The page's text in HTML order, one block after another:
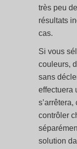
très peu
résultats
cas.
Si vous
couleurs,
sans
effectuera
contrôler
solution